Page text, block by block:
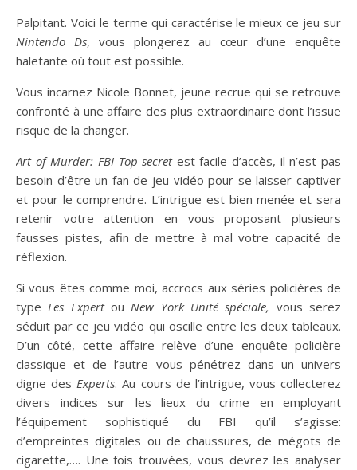
Palpitant. Voici le terme qui caractérise le mieux ce jeu sur
Nintendo Ds, vous plongerez au cœur d’une enquête
haletante où tout est possible.
Vous incarnez Nicole Bonnet, jeune recrue qui se retrouve
confronté à une affaire des plus extraordinaire dont l’issue
risque de la changer.
Art of Murder: FBI Top secretest facile d’accès, il n’est pas
besoin d’être un fan de jeu vidéo pour se laisser captiver
et pour le comprendre. L’intrigue est bien menée et sera
retenir votre attention en vous proposant plusieurs
fausses pistes, afin de mettre à mal votre capacité de
réflexion.
Si vous êtes comme moi, accrocs aux séries policières de
typeLes ExpertouNew York Unité spéciale, vous serez
séduit par ce jeu vidéo qui oscille entre les deux tableaux.
D’un côté, cette affaire relève d’une enquête policière
classique et de l’autre vous pénétrez dans un univers
digne des Experts. Au cours de l’intrigue, vous collecterez
divers indices sur les lieux du crime en employant
l’équipement sophistiqué du FBI qu’il s’agisse:
d’empreintes digitales ou de chaussures, de mégots de
cigarette,…. Une fois trouvées, vous devrez les analyser